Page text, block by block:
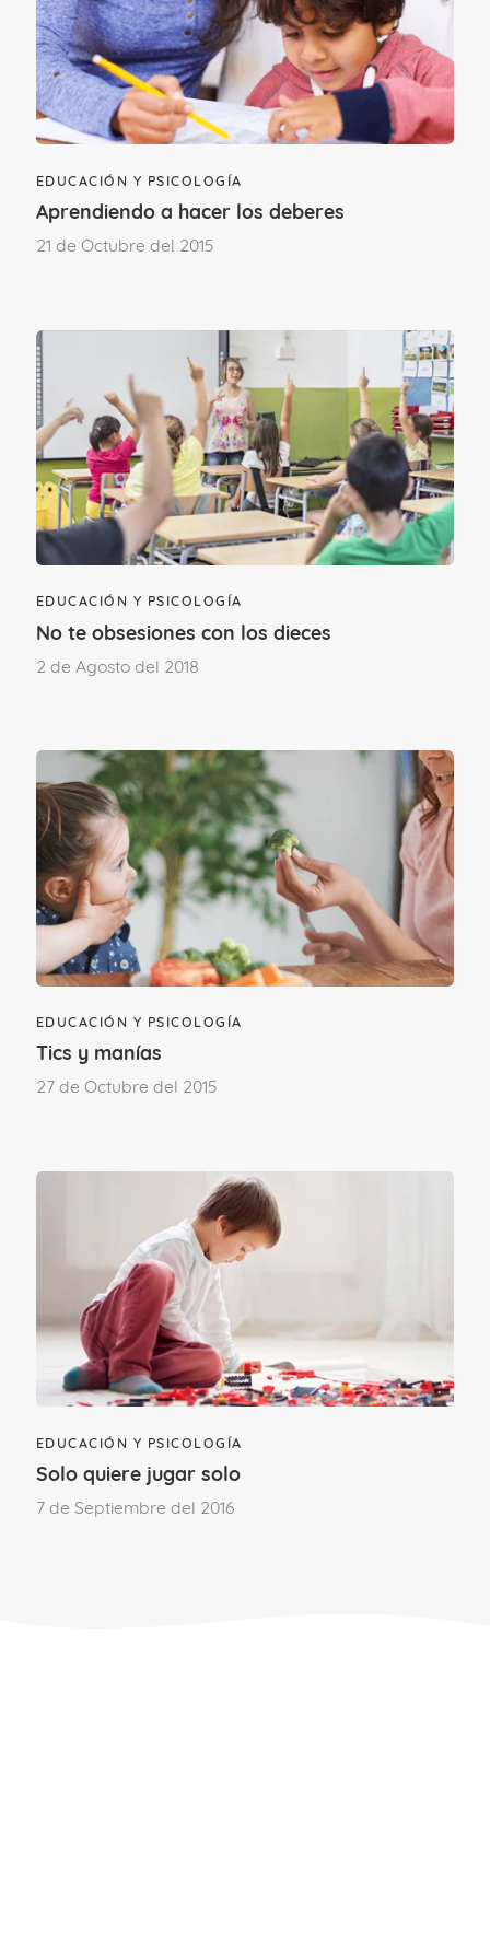
¿Te ha gustado este contenido?
Etapa vital
DE 3 A 12 AÑOS
Deja un comentario
Para poder comentar
ÚNETE AL CLUB
EDUCACIÓN Y PSICOLOGÍA
Aprendiendo a hacer los deberes
21 de Octubre del 2015
EDUCACIÓN Y PSICOLOGÍA
No te obsesiones con los dieces
2 de Agosto del 2018
EDUCACIÓN Y PSICOLOGÍA
Tics y manías
27 de Octubre del 2015
EDUCACIÓN Y PSICOLOGÍA
Solo quiere jugar solo
7 de Septiembre del 2016